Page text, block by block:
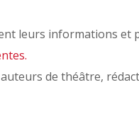
leurs informations et
de théâtre,